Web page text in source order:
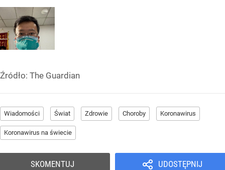
Źródło: The Guardian
Wiadomości Świat Zdrowie Choroby Koronawirus
Koronawirus na świecie
UDOSTĘPNIJ
SKOMENTUJ